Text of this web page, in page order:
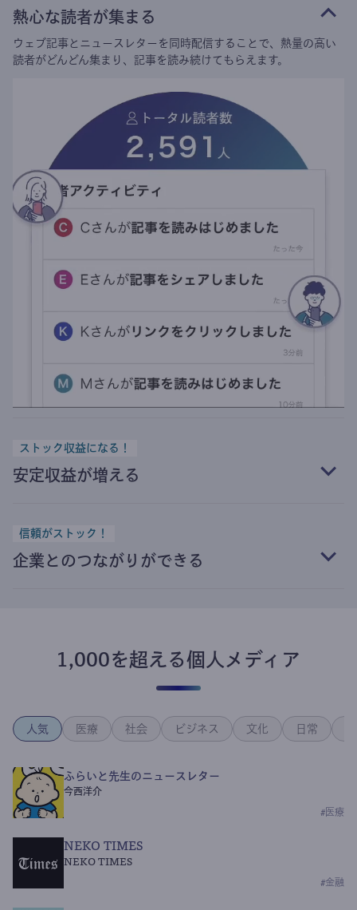
熱心な読者が集まる
ウェブ記事とニュースレターを同時配信することで、熱量の高い
読者がどんどん集まり、記事を読み続けてもらえます。
ストック収益になる！
安定収益が増える
信頼がストック！
企業とのつながりができる
1,000を超える個人メディア
人気 医療 社会 ビジネス 文化 日常
ふらいと先生のニュースレター
今西洋介
# 医療
NEKO TIMES
NEKO TIMES
#金融